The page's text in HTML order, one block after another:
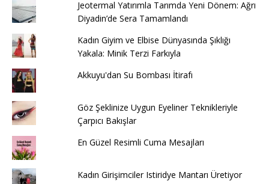
Jeotermal Yatırımla Tarımda Yeni Dönem: Ağrı
Diyadin’de Sera Tamamlandı
Kadın Giyim ve Elbise Dünyasında Şıklığı
Yakala: Minik Terzi Farkıyla
Akkuyu'dan Su Bombası İtirafı
Göz Şeklinize Uygun Eyeliner Teknikleriyle
Çarpıcı Bakışlar
En Güzel Resimli Cuma Mesajları
Kadın Girişimciler Istiridye Mantarı Üretiyor